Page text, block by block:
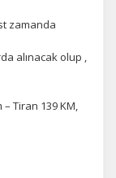
zamanda
alınacak olup ,
Tiran 139 KM,